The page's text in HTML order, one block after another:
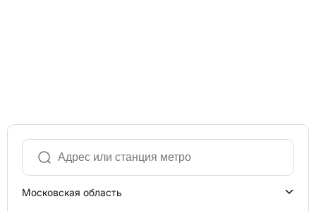
Московская область